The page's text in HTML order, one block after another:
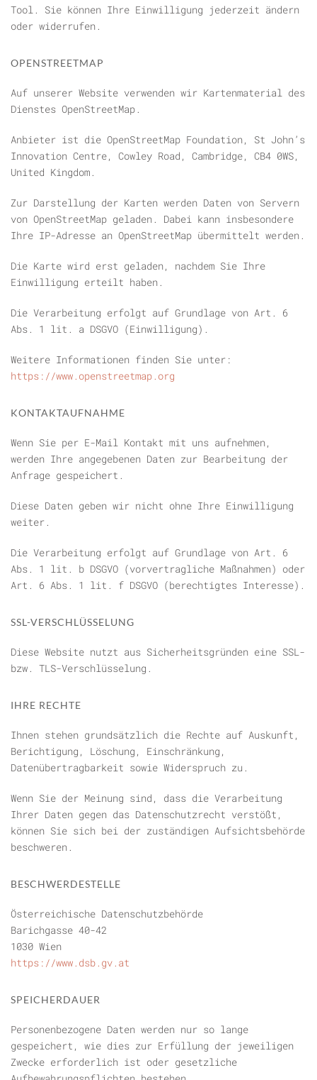
Tool. Sie können Ihre Einwilligung jederzeit ändern
oder widerrufen.
OPENSTREETMAP
Auf unserer Website verwenden wir Kartenmaterial des
Dienstes OpenStreetMap.
Anbieter ist die OpenStreetMap Foundation, St John’s
Innovation Centre, Cowley Road, Cambridge, CB4 0WS,
United Kingdom.
Zur Darstellung der Karten werden Daten von Servern
von OpenStreetMap geladen. Dabei kann insbesondere
Ihre IP-Adresse an OpenStreetMap übermittelt werden.
Die Karte wird erst geladen, nachdem Sie Ihre
Einwilligung erteilt haben.
Die Verarbeitung erfolgt auf Grundlage von Art. 6
Abs. 1 lit. a DSGVO (Einwilligung).
Weitere Informationen finden Sie unter:
https://www.openstreetmap.org
KONTAKTAUFNAHME
Wenn Sie per E-Mail Kontakt mit uns aufnehmen,
werden Ihre angegebenen Daten zur Bearbeitung der
Anfrage gespeichert.
Diese Daten geben wir nicht ohne Ihre Einwilligung
weiter.
Die Verarbeitung erfolgt auf Grundlage von Art. 6
Abs. 1 lit. b DSGVO (vorvertragliche Maßnahmen) oder
Art. 6 Abs. 1 lit. f DSGVO (berechtigtes Interesse).
SSL-VERSCHLÜSSELUNG
Diese Website nutzt aus Sicherheitsgründen eine SSL-
bzw. TLS-Verschlüsselung.
IHRE RECHTE
Ihnen stehen grundsätzlich die Rechte auf Auskunft,
Berichtigung, Löschung, Einschränkung,
Datenübertragbarkeit sowie Widerspruch zu.
Wenn Sie der Meinung sind, dass die Verarbeitung
Ihrer Daten gegen das Datenschutzrecht verstößt,
können Sie sich bei der zuständigen Aufsichtsbehörde
beschweren.
BESCHWERDESTELLE
Österreichische Datenschutzbehörde
Barichgasse 40-42
1030 Wien
https://www.dsb.gv.at
SPEICHERDAUER
Personenbezogene Daten werden nur so lange
gespeichert, wie dies zur Erfüllung der jeweiligen
Zwecke erforderlich ist oder gesetzliche